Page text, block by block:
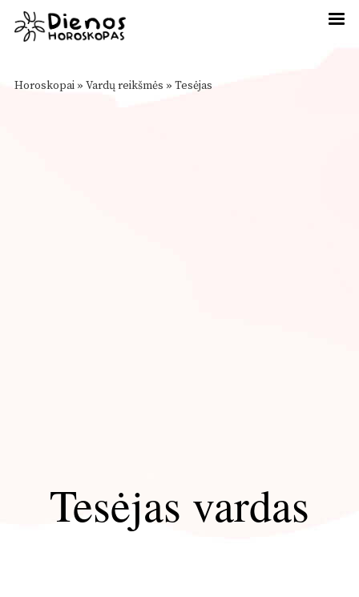
Horoskopai » Vardų reikšmės » Tesėjas
Tesėjas vardas